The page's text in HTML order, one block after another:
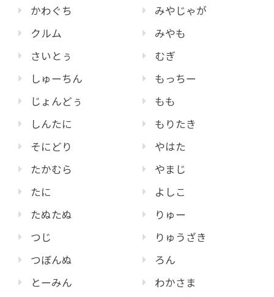
かわぐち
クルム
さいとぅ
しゅーちん
じょんどぅ
しんたに
そにどり
たかむら
たに
たぬたぬ
つじ
つぼんぬ
とーみん
みやじゃが
みやも
むぎ
もっちー
もも
もりたき
やはた
やまじ
よしこ
りゅー
りゅうざき
ろん
わかさま